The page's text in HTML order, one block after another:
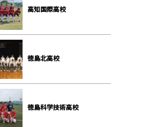
高知国際高校
徳島北高校
徳島科学技術高校